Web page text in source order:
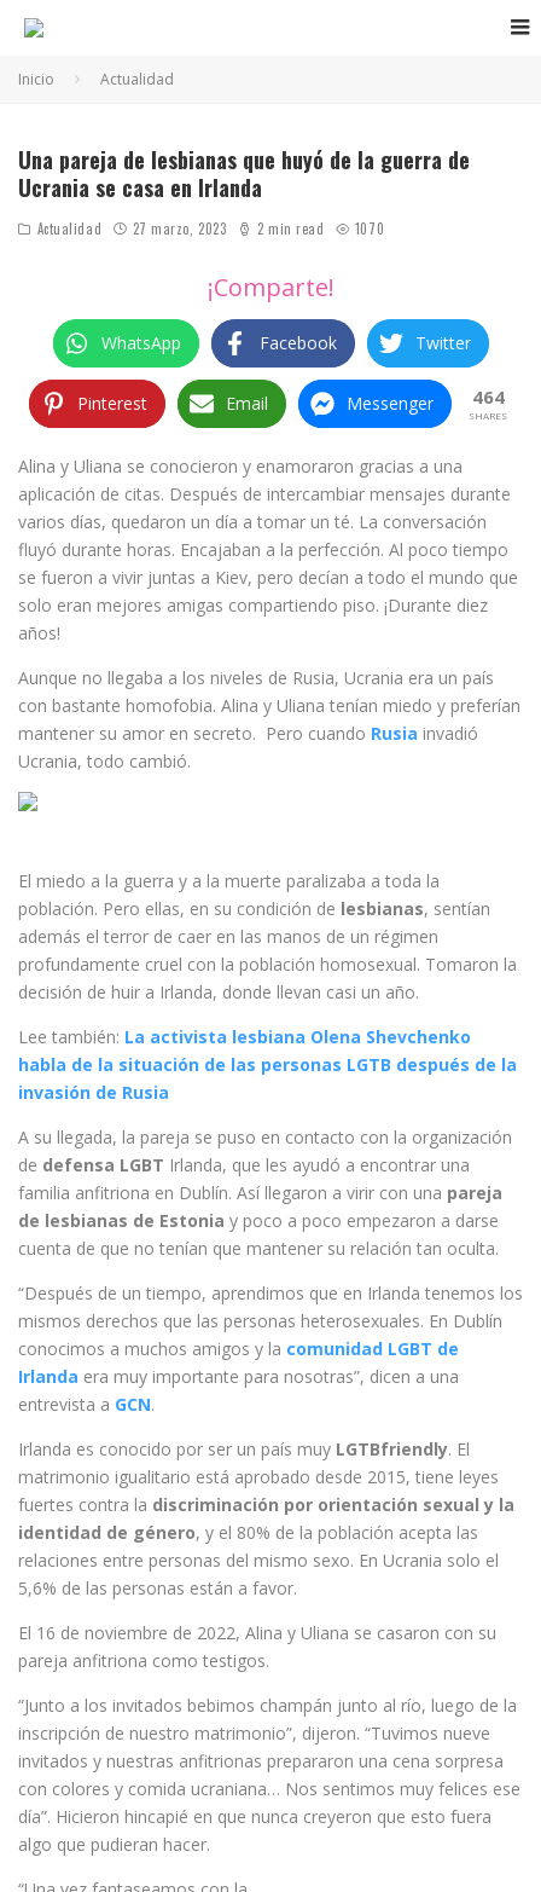
Inicio Actualidad
Una pareja de lesbianas que huyó de la guerra de
Ucrania se casa en Irlanda
Actualidad 27 marzo, 2023 2 min read 1070
¡Comparte!
WhatsApp Facebook Twitter
Pinterest Email Messenger 464
SHARES
Alina y Uliana se conocieron y enamoraron gracias a una
aplicación de citas. Después de intercambiar mensajes durante
varios días, quedaron un día a tomar un té. La conversación
fluyó durante horas. Encajaban a la perfección. Al poco tiempo
se fueron a vivir juntas a Kiev, pero decían a todo el mundo que
solo eran mejores amigas compartiendo piso. ¡Durante diez
años!
Aunque no llegaba a los niveles de Rusia, Ucrania era un país
con bastante homofobia. Alina y Uliana tenían miedo y preferían
mantener su amor en secreto. Pero cuando Rusia invadió
Ucrania, todo cambió.
El miedo a la guerra y a la muerte paralizaba a toda la
población. Pero ellas, en su condición de lesbianas, sentían
además el terror de caer en las manos de un régimen
profundamente cruel con la población homosexual. Tomaron la
decisión de huir a Irlanda, donde llevan casi un año.
Lee también: La activista lesbiana Olena Shevchenko
habla de la situación de las personas LGTB después de la
invasión de Rusia
A su llegada, la pareja se puso en contacto con la organización
de defensa LGBT Irlanda, que les ayudó a encontrar una
familia anfitriona en Dublín. Así llegaron a virir con una pareja
de lesbianas de Estonia y poco a poco empezaron a darse
cuenta de que no tenían que mantener su relación tan oculta.
“Después de un tiempo, aprendimos que en Irlanda tenemos los
mismos derechos que las personas heterosexuales. En Dublín
conocimos a muchos amigos y la comunidad LGBT de
Irlanda era muy importante para nosotras”, dicen a una
entrevista a GCN.
Irlanda es conocido por ser un país muy LGTBfriendly. El
matrimonio igualitario está aprobado desde 2015, tiene leyes
fuertes contra la discriminación por orientación sexual y la
identidad de género, y el 80% de la población acepta las
relaciones entre personas del mismo sexo. En Ucrania solo el
5,6% de las personas están a favor.
El 16 de noviembre de 2022, Alina y Uliana se casaron con su
pareja anfitriona como testigos.
“Junto a los invitados bebimos champán junto al río, luego de la
inscripción de nuestro matrimonio”, dijeron. “Tuvimos nueve
invitados y nuestras anfitrionas prepararon una cena sorpresa
con colores y comida ucraniana… Nos sentimos muy felices ese
día”. Hicieron hincapié en que nunca creyeron que esto fuera
algo que pudieran hacer.